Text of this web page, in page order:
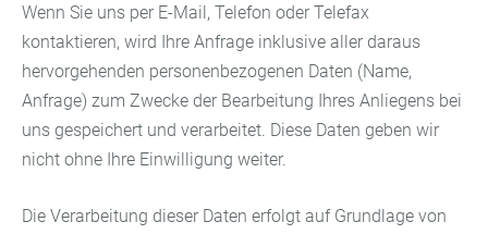
Wenn Sie uns per E-Mail, Telefon oder Telefax
kontaktieren, wird Ihre Anfrage inklusive aller daraus
hervorgehenden personenbezogenen Daten (Name,
Anfrage) zum Zwecke der Bearbeitung Ihres Anliegens bei
uns gespeichert und verarbeitet. Diese Daten geben wir
nicht ohne Ihre Einwilligung weiter.
Die Verarbeitung dieser Daten erfolgt auf Grundlage von